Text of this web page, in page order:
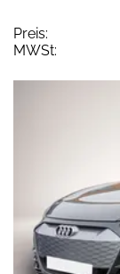
Preis:
MWSt: